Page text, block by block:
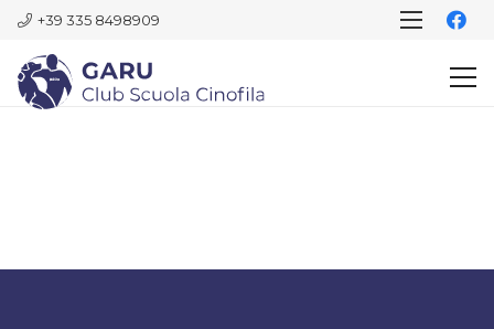
+39 335 8498909